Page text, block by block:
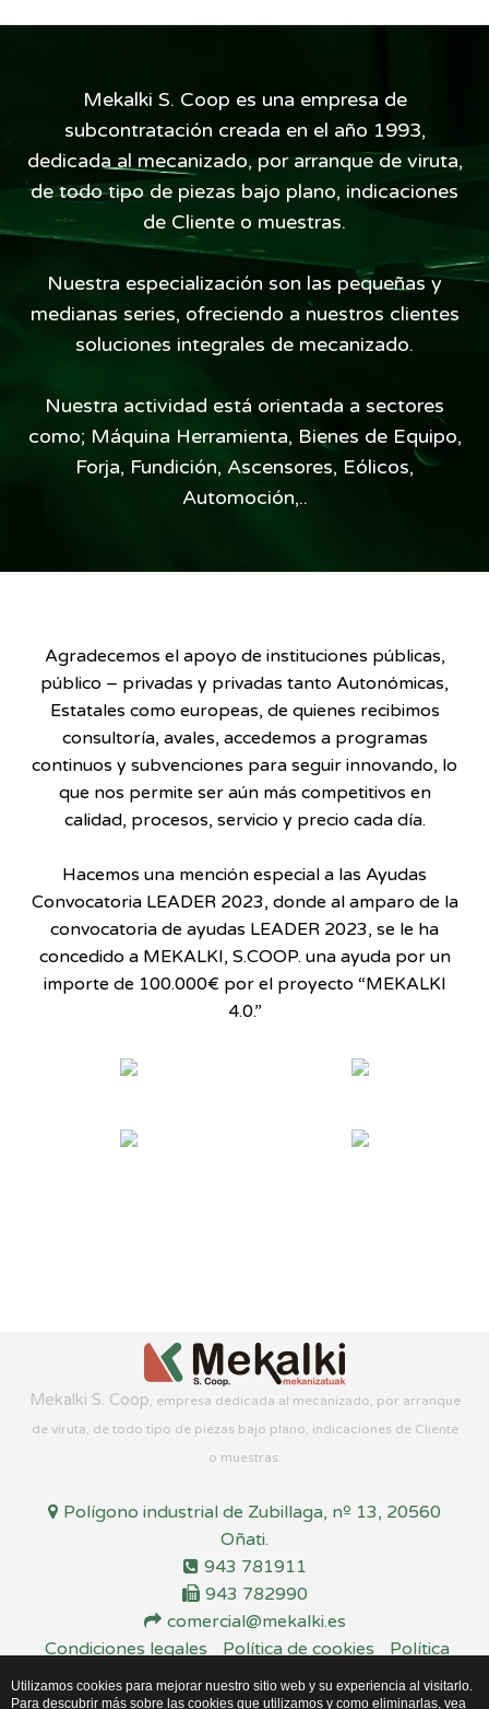
Mekalki S. Coop es una empresa de
subcontratación creada en el año 1993,
dedicada al mecanizado, por arranque de viruta,
de todo tipo de piezas bajo plano, indicaciones
de Cliente o muestras.
Nuestra especialización son las pequeñas y
medianas series, ofreciendo a nuestros clientes
soluciones integrales de mecanizado.
Nuestra actividad está orientada a sectores
como; Máquina Herramienta, Bienes de Equipo,
Forja, Fundición, Ascensores, Eólicos,
Automoción,..
Agradecemos el apoyo de instituciones públicas,
público – privadas y privadas tanto Autonómicas,
Estatales como europeas, de quienes recibimos
consultoría, avales, accedemos a programas
continuos y subvenciones para seguir innovando, lo
que nos permite ser aún más competitivos en
calidad, procesos, servicio y precio cada día.
Hacemos una mención especial a las Ayudas
Convocatoria LEADER 2023, donde al amparo de la
convocatoria de ayudas LEADER 2023, se le ha
concedido a MEKALKI, S.COOP. una ayuda por un
importe de 100.000€ por el proyecto “MEKALKI
4.0.”
Mekalki S. Coop, empresa dedicada al mecanizado, por arranque
de viruta, de todo tipo de piezas bajo plano, indicaciones de Cliente
o muestras.
Polígono industrial de Zubillaga, nº 13, 20560
Oñati.
943 781911
943 782990
comercial@mekalki.es
Condiciones legales
Política de cookies
Política
de privacidad
Utilizamos cookies para mejorar nuestro sitio web y su experiencia al visitarlo.
Para descubrir más sobre las cookies que utilizamos y como eliminarlas, vea